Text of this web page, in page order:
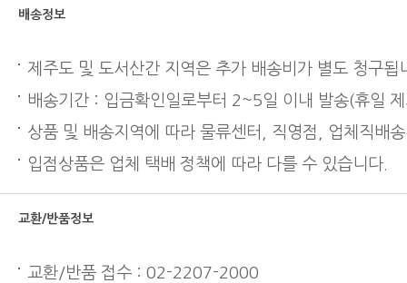
배송정보
제주도 및 도서산간 지역은 추가 배송비가 별도 청구됩
배송기간 : 입금확인일로부터 2~5일 이내 발송(휴일
상품 및 배송지역에 따라 물류센터, 직영점, 업체직배
입점상품은 업체 택배 정책에 따라 다를 수 있습니다.
교환/반품정보
교환/반품 접수 : 02-2207-2000